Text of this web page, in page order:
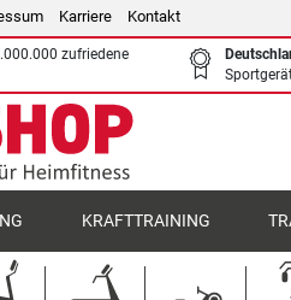
Karriere Kontakt
zufriedene
KRAFTTRAINING